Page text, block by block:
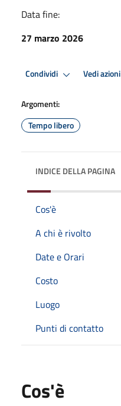
Data fine:
27 marzo 2026
Condividi Vedi azioni
Argomenti:
Tempo libero
INDICE DELLA PAGINA
Cos'è
A chi è rivolto
Date e Orari
Costo
Luogo
Punti di contatto
Cos'è